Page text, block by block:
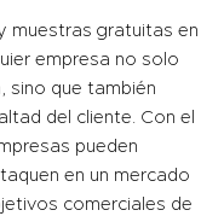
muestras gratuitas en
empresa no solo
sino que también
del cliente. Con el
pueden
en un mercado
comerciales de